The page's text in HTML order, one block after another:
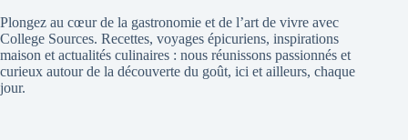
Plongez au cœur de la gastronomie et de l’art de vivre avec
College Sources. Recettes, voyages épicuriens, inspirations
maison et actualités culinaires : nous réunissons passionnés et
curieux autour de la découverte du goût, ici et ailleurs, chaque
jour.